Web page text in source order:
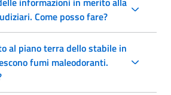
Come posso fare?
al piano terra dello stabile in
fumi maleodoranti.